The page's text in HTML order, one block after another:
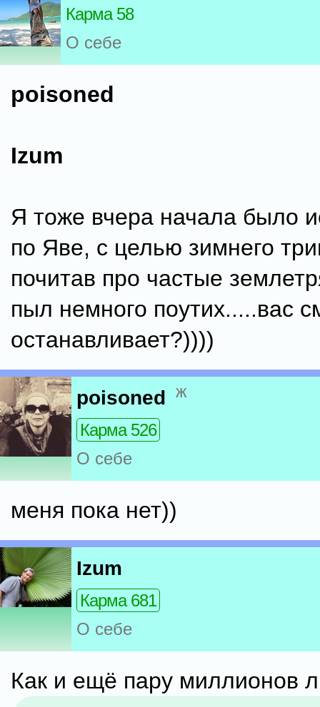
Карма 58
О себе
poisoned
Izum
Я тоже вчера начала было
по Яве, с целью зимнего
почитав про частые
пыл немного поутих.....вас
останавливает?))))
poisoned ж
Карма 526
О себе
меня пока нет))
Izum
Карма 681
О себе
Как и ещё пару миллионов